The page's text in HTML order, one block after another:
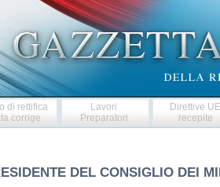
di rettifica
corrige
Lavori
Preparatori
Direttive
recepite
DEL CONSIGLIO DEI